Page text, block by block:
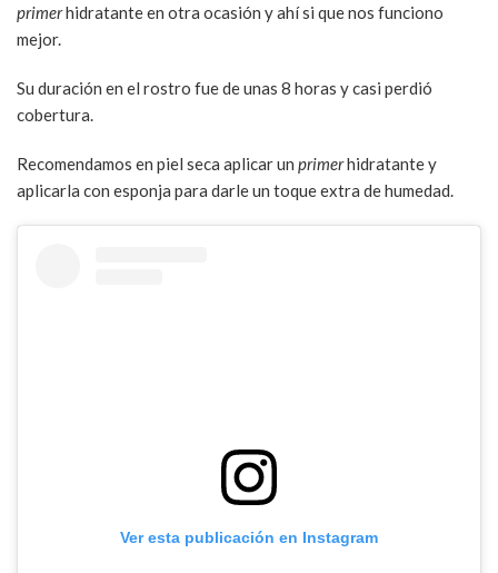
primerhidratante en otra ocasión y ahí si que nos funciono
mejor.
Su duración en el rostro fue de unas 8 horas y casi perdió
cobertura.
Recomendamos en piel seca aplicar un primerhidratante y
aplicarla con esponja para darle un toque extra de humedad.
Ver esta publicación en Instagram